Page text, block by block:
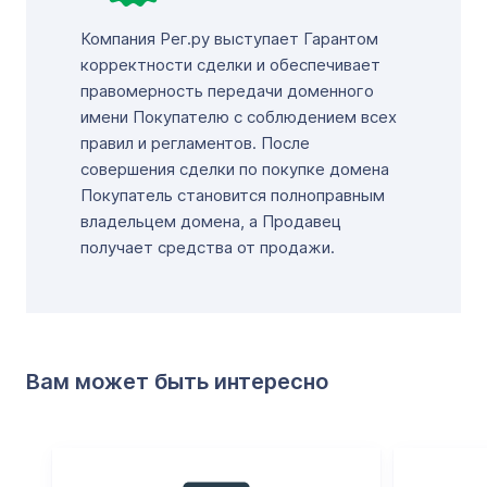
Компания Рег.ру выступает Гарантом
корректности сделки и обеспечивает
правомерность передачи доменного
имени Покупателю с соблюдением всех
правил и регламентов. После
совершения сделки по покупке домена
Покупатель становится полноправным
владельцем домена, а Продавец
получает средства от продажи.
Вам может быть интересно